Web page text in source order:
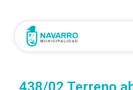
438/02 Terreno